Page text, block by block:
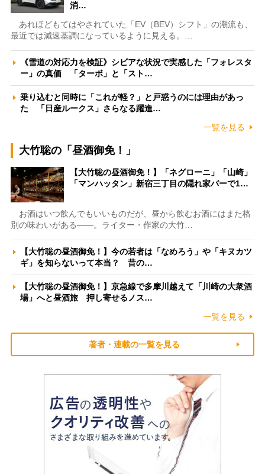
消…
あれほどもてはやされていた「EV（BEV）シフト」の潮流も、
最近では減速基調になっているように見える。…
《雪道の対応力を検証》シビアな状況で実感した「フォレスタ
ー」の真価 「ターボ」と「スト…
乗り込むと同時に「これが軽？」と戸惑うのには理由があっ
た 「日産ルークス」さらなる躍進…
一覧を見る
大竹聡の「昼酒御免！」
【大竹聡の昼酒御免！】「ネグローニ」「山崎」
「マンハッタン」新宿三丁目の隠れ家バーで1…
お酒はいつ飲んでもいいものだが、昼から飲むお酒にはまた格
別の味わいがある――。ライター・作家の大竹…
【大竹聡の昼酒御免！】今の若者は「なめろう」や「キヌカツ
ギ」を知らないって本当？ 昔の…
【大竹聡の昼酒御免！】京急線で多摩川越えて「川崎の大衆酒
場」へと昼酒旅 押し寄せるノス…
一覧を見る
著者・連載の一覧を見る